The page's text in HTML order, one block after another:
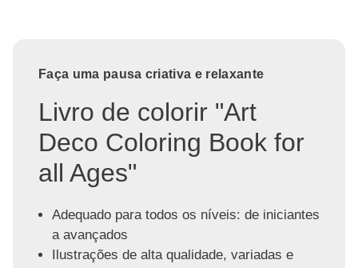
Faça uma pausa criativa e relaxante
Livro de colorir "Art
Deco Coloring Book for
all Ages"
Adequado para todos os níveis: de iniciantes
a avançados
Ilustrações de alta qualidade, variadas e